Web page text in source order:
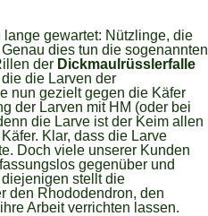
gewartet: Nützlinge, die
dies tun die sogenannten
der Dickmaulrüsslerfalle
die Larven der
nun gezielt gegen die Käfer
der Larven mit HM (oder bei
die Larve ist der Keim allen
Klar, dass die Larve
Doch viele unserer Kunden
gegenüber und
stellt die
den Rhododendron, den
Arbeit verrichten lassen.